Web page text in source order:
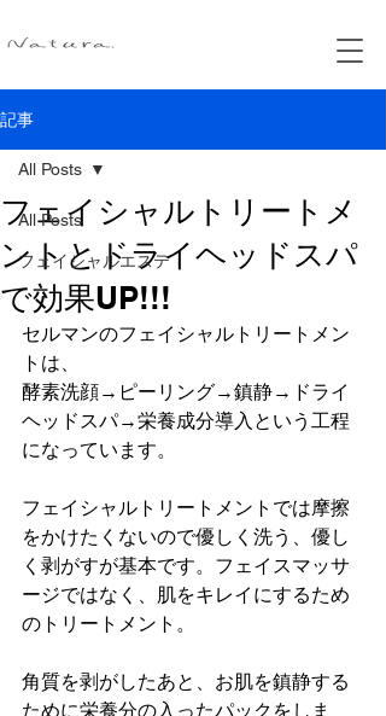
記事
All Posts
フェイシャルエステ
All Posts
フェイシャルトリートメ
ントとドライヘッドスパ
で効果UP!!!
セルマンのフェイシャルトリートメン
トは、
酵素洗顔→ピーリング→鎮静→ドライ
ヘッドスパ→栄養成分導入という工程
になっています。
フェイシャルトリートメントでは摩擦
をかけたくないので優しく洗う、優し
く剥がすが基本です。フェイスマッサ
ージではなく、肌をキレイにするため
のトリートメント。
角質を剥がしたあと、お肌を鎮静する
ために栄養分の入ったパックをしま